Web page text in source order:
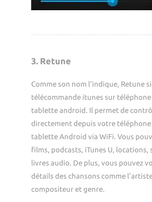
3. Retune
Comme son nom l'indique, Retune
télécommande itunes sur téléphone
tablette android. Il permet de
directement depuis votre téléphone
tablette Android via WiFi. Vous
films, podcasts, iTunes U, locations,
livres audio. De plus, vous pouvez
détails des chansons comme
compositeur et genre.